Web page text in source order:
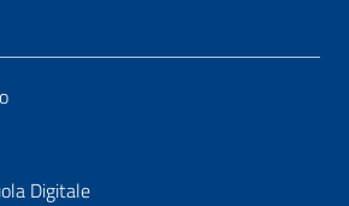
Digitale